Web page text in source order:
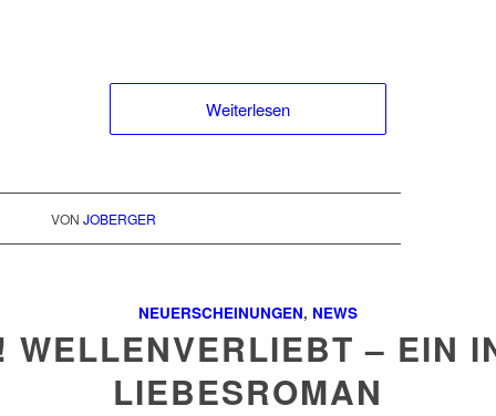
Weiterlesen
VON JOBERGER
NEUERSCHEINUNGEN, NEWS
WELLENVERLIEBT – EIN
LIEBESROMAN